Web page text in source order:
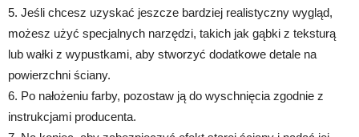
5. Jeśli chcesz uzyskać jeszcze bardziej realistyczny wygląd,
możesz użyć specjalnych narzędzi, takich jak gąbki z teksturą
lub wałki z wypustkami, aby stworzyć dodatkowe detale na
powierzchni ściany.
6. Po nałożeniu farby, pozostaw ją do wyschnięcia zgodnie z
instrukcjami producenta.